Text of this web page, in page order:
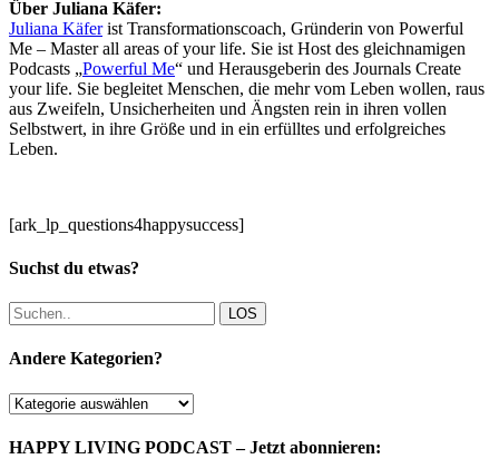
Über Juliana Käfer:
Juliana Käferist Transformationscoach, Gründerin von Powerful
Me – Master all areas of your life. Sie ist Host des gleichnamigen
Podcasts „Powerful Me“ und Herausgeberin des Journals Create
your life. Sie begleitet Menschen, die mehr vom Leben wollen, raus
aus Zweifeln, Unsicherheiten und Ängsten rein in ihren vollen
Selbstwert, in ihre Größe und in ein erfülltes und erfolgreiches
Leben.
[ark_lp_questions4happysuccess]
Suchst du etwas?
LOS
Andere Kategorien?
Andere
HAPPY LIVING PODCAST – Jetzt abonnieren: